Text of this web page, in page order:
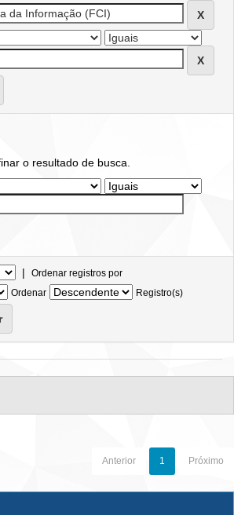
o resultado de busca.
| Ordenar registros por
Ordenar
Registro(s)
Anterior 1 Próximo